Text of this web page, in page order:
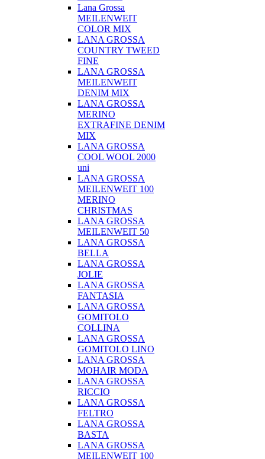
Lana Grossa
MEILENWEIT
COLOR MIX
LANA GROSSA
COUNTRY TWEED
FINE
LANA GROSSA
MEILENWEIT
DENIM MIX
LANA GROSSA
MERINO
EXTRAFINE DENIM
MIX
LANA GROSSA
COOL WOOL 2000
uni
LANA GROSSA
MEILENWEIT 100
MERINO
CHRISTMAS
LANA GROSSA
MEILENWEIT 50
LANA GROSSA
BELLA
LANA GROSSA
JOLIE
LANA GROSSA
FANTASIA
LANA GROSSA
GOMITOLO
COLLINA
LANA GROSSA
GOMITOLO LINO
LANA GROSSA
MOHAIR MODA
LANA GROSSA
RICCIO
LANA GROSSA
FELTRO
LANA GROSSA
BASTA
LANA GROSSA
MEILENWEIT 100